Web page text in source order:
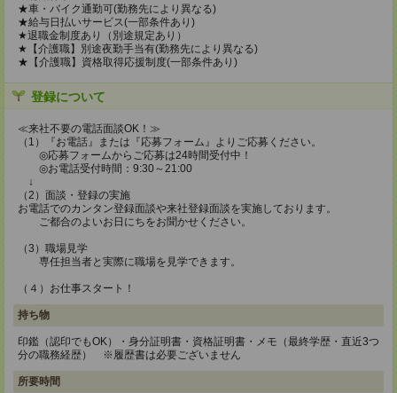
★車・バイク通勤可(勤務先により異なる)
★給与日払いサービス(一部条件あり)
★退職金制度あり（別途規定あり）
★【介護職】別途夜勤手当有(勤務先により異なる)
★【介護職】資格取得応援制度(一部条件あり)
登録について
≪来社不要の電話面談OK！≫
（1）『お電話』または『応募フォーム』よりご応募ください。
◎応募フォームからご応募は24時間受付中！
◎お電話受付時間：9:30～21:00
↓
（2）面談・登録の実施
お電話でのカンタン登録面談や来社登録面談を実施しております。
ご都合のよいお日にちをお聞かせください。
（3）職場見学
専任担当者と実際に職場を見学できます。
（４）お仕事スタート！
持ち物
印鑑（認印でもOK）・身分証明書・資格証明書・メモ（最終学歴・直近3つ
分の職務経歴） ※履歴書は必要ございません
所要時間